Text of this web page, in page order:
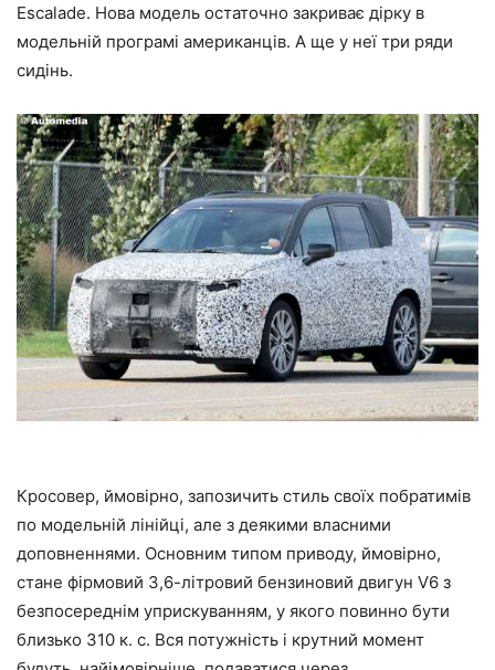
Escalade. Нова модель остаточно закриває дірку в
модельній програмі американців. А ще у неї три ряди
сидінь.
Кросовер, ймовірно, запозичить стиль своїх побратимів
по модельній лінійці, але з деякими власними
доповненнями. Основним типом приводу, ймовірно,
стане фірмовий 3,6-літровий бензиновий двигун V6 з
безпосереднім уприскуванням, у якого повинно бути
близько 310 к. с. Вся потужність і крутний момент